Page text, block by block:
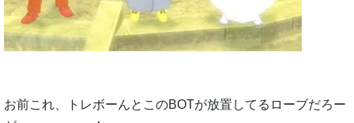
お前これ、トレボーんとこのBOTが放置してるローブだろー